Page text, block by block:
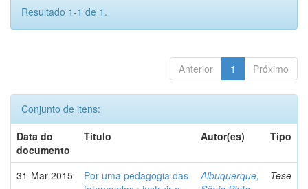
Resultado 1-1 de 1.
Anterior 1 Próximo
Conjunto de itens:
Data do
documento
Título Autor(es) Tipo
31-Mar-2015
Por uma pedagogia das
Albuquerque,
Tese